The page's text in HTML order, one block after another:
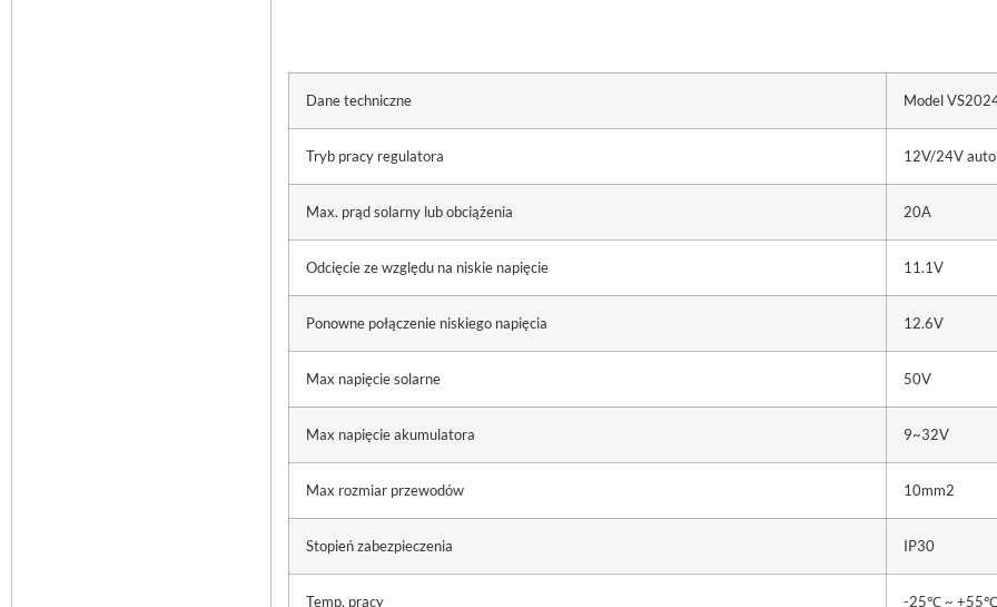
Dane techniczne Model
Tryb pracy regulatora 12V/24V auto
Max. prąd solarny lub obciążenia 20A
Odcięcie ze względu na niskie napięcie 11.1V
Ponowne połączenie niskiego napięcia 12.6V
Max napięcie solarne 50V
Max napięcie akumulatora 9~32V
Max rozmiar przewodów 10mm2
Stopień zabezpieczenia IP30
Temp. pracy -25℃ ~ +55℃